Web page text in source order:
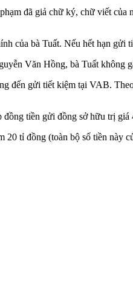
đã giả chữ ký, chữ viết
của bà Tuất. Nếu hết hạn
Văn Hồng, bà Tuất không
đến gửi tiết kiệm tại VAB.
tiền gửi đồng sở hữu trị
tỉ đồng (toàn bộ số tiền này